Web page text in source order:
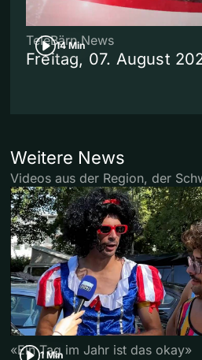
14 Min
TeleBärn News
Freitag, 07. August
Weitere News
Videos aus der Region, der
1 Min
«Ein Tag im Jahr ist das okay»